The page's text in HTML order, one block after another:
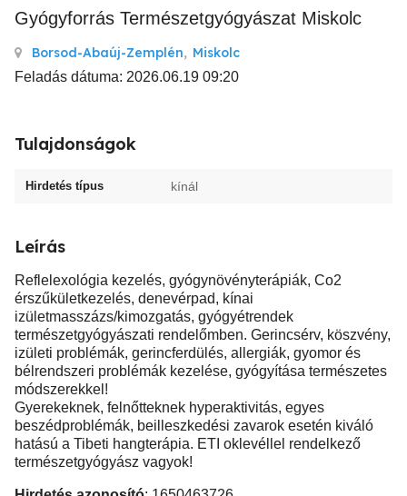
Gyógyforrás Természetgyógyászat Miskolc
Borsod-Abaúj-Zemplén, Miskolc
Feladás dátuma: 2026.06.19 09:20
Tulajdonságok
Hirdetés típus kínál
Leírás
Reflelexológia kezelés, gyógynövényterápiák, Co2
érszűkületkezelés, denevérpad, kínai
izületmasszázs/kimozgatás, gyógyétrendek
természetgyógyászati rendelőmben. Gerincsérv, köszvény,
izületi problémák, gerincferdülés, allergiák, gyomor és
bélrendszeri problémák kezelése, gyógyítása természetes
módszerekkel!
Gyerekeknek, felnőtteknek hyperaktivitás, egyes
beszédproblémák, beilleszkedési zavarok esetén kiváló
hatású a Tibeti hangterápia. ETI oklevéllel rendelkező
természetgyógyász vagyok!